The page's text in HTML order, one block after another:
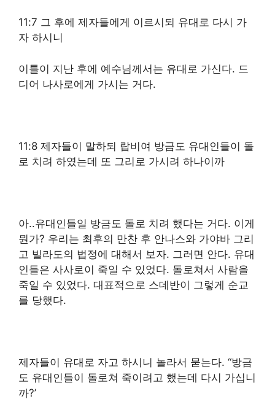
11:7 그 후에 제자들에게 이르시되 유대로 다시 가
자 하시니
이틀이 지난 후에 예수님께서는 유대로 가신다. 드
디어 나사로에게 가시는 거다.
11:8 제자들이 말하되 랍비여 방금도 유대인들이 돌
로 치려 하였는데 또 그리로 가시려 하나이까
아..유대인들일 방금도 돌로 치려 했다는 거다. 이게
뭔가? 우리는 최후의 만찬 후 안나스와 가야바 그리
고 빌라도의 법정에 대해서 보자. 그러면 안다. 유대
인들은 사사로이 죽일 수 있었다. 돌로쳐서 사람을
죽일 수 있었다. 대표적으로 스데반이 그렇게 순교
를 당했다.
제자들이 유대로 자고 하시니 놀라서 묻는다. “방금
도 유대인들이 돌로쳐 죽이려고 했는데 다시 가십니
까?’